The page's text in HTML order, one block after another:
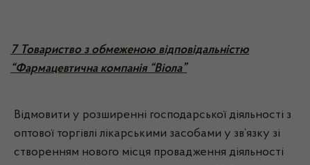
7Товариство з обмеженою відповідальністю
“Фармацевтична компанія “Віола”
Відмовити у розширенні господарської діяльності з
оптової торгівлі лікарськими засобами у зв’язку зі
створенням нового місця провадження діяльності